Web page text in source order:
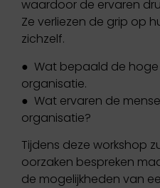
waardoor de ervaren
Ze verliezen de grip op
zichzelf.
● Wat bepaald de hoge
organisatie.
● Wat ervaren de
organisatie?
Tijdens deze workshop
oorzaken bespreken
de mogelijkheden van